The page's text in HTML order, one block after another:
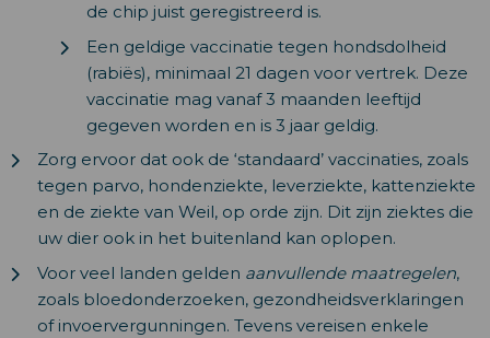
de chip juist geregistreerd is.
Een geldige vaccinatie tegen hondsdolheid
(rabiës), minimaal 21 dagen voor vertrek. Deze
vaccinatie mag vanaf 3 maanden leeftijd
gegeven worden en is 3 jaar geldig.
Zorg ervoor dat ook de ‘standaard’ vaccinaties, zoals
tegen parvo, hondenziekte, leverziekte, kattenziekte
en de ziekte van Weil, op orde zijn. Dit zijn ziektes die
uw dier ook in het buitenland kan oplopen.
Voor veel landen gelden aanvullende maatregelen,
zoals bloedonderzoeken, gezondheidsverklaringen
of invoervergunningen. Tevens vereisen enkele